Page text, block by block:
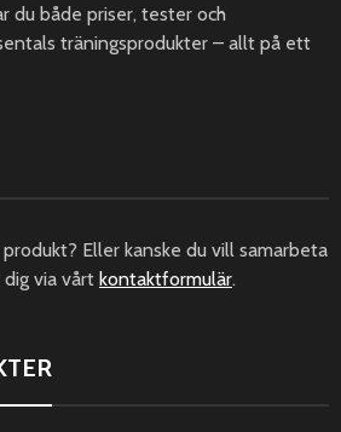
du både priser, tester och
träningsprodukter – allt på ett
Eller kanske du vill samarbeta
dig via vårt kontaktformulär.